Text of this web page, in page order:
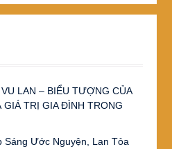
LAN – BIỂU TƯỢNG CỦA
GIÁ TRỊ GIA ĐÌNH TRONG
Ước Nguyện, Lan Tỏa